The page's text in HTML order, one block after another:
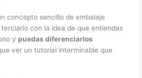
concepto sencillo de embalaje
con la idea de que entiendas
y puedas diferenciarlos
ver un tutorial interminable que